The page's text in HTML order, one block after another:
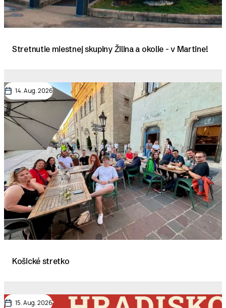
Stretnutie miestnej skupiny Žilina a okolie - v Martine!
14. Aug. 2026
Košické stretko
15. Aug. 2026